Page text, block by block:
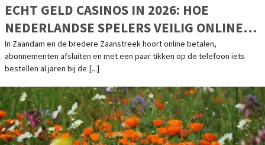
ECHT GELD CASINOS IN 2026: HOE
NEDERLANDSE SPELERS VEILIG ONLINE
INZETTEN
In Zaandam en de bredere Zaanstreek hoort online betalen,
abonnementen afsluiten en met een paar tikken op de telefoon iets
bestellen al jaren bij de [...]